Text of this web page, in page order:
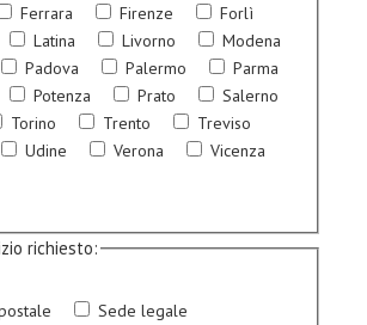
Ferrara Firenze
Forlì
Latina Livorno
Modena
Padova Palermo
Parma
Potenza Prato
Salerno
Torino Trento
Treviso
Udine Verona
Vicenza
richiesto:
Sede legale